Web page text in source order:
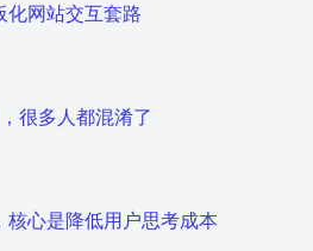
化网站交互套路
很多人都混淆了
核心是降低用户思考成本